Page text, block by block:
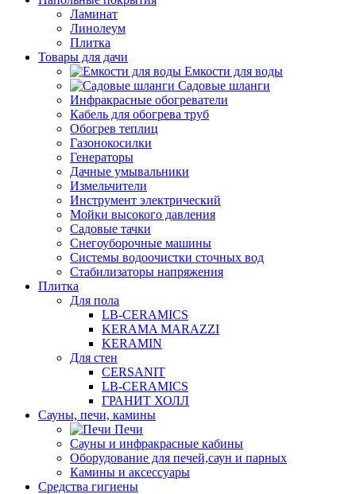
Ламинат
Линолеум
Плитка
Товары для дачи
Емкости для воды
Садовые шланги
Инфракрасные обогреватели
Кабель для обогрева труб
Обогрев теплиц
Газонокосилки
Генераторы
Дачные умывальники
Измельчители
Инструмент электрический
Мойки высокого давления
Садовые тачки
Снегоуборочные машины
Системы водоочистки сточных вод
Стабилизаторы напряжения
Плитка
Для пола
LB-CERAMICS
KERAMA MARAZZI
KERAMIN
Для стен
CERSANIT
LB-CERAMICS
ГРАНИТ ХОЛЛ
Сауны, печи, камины
Печи
Сауны и инфракрасные кабины
Оборудование для печей,саун и парных
Камины и аксессуары
Средства гигиены